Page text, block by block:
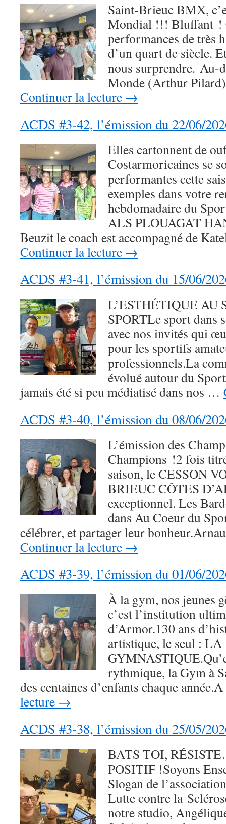
Saint-Brieuc BMX,
Mondial !!! Bluffant !
performances de très
d’un quart de siècle.
nous surprendre. Au-
Monde (Arthur
Continuer la lecture →
ACDS #3-42, l’émission du 22/06/
Elles cartonnent de
Costarmoricaines se
performantes cette
exemples dans votre
hebdomadaire du
ALS PLOUAGAT
Beuzit le coach est accompagné de
Continuer la lecture →
ACDS #3-41, l’émission du 15/06/
L’ESTHÉTIQUE AU
SPORTLe sport dans
avec nos invités qui
pour les sportifs
professionnels.La
évolué autour du
jamais été si peu médiatisé dans nos …
ACDS #3-40, l’émission du 08/06/
L’émission des
Champions !2 fois
saison, le CESSON
BRIEUC CÔTES
exceptionnel. Les
dans Au Coeur du
célébrer, et partager leur
Continuer la lecture →
ACDS #3-39, l’émission du 01/06/
À la gym, nos jeunes
c’est l’institution
d’Armor.130 ans
artistique, le seul : LA
rythmique, la Gym à
des centaines d’enfants chaque
lecture →
ACDS #3-38, l’émission du 25/05/
BATS TOI,
POSITIF !Soyons
Slogan de
Lutte contre la
notre studio,